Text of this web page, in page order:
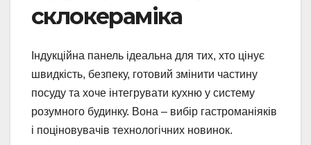
склокераміка
Індукційна панель ідеальна для тих, хто цінує
швидкість, безпеку, готовий змінити частину
посуду та хоче інтегрувати кухню у систему
розумного будинку. Вона – вибір гастроманіяків
і поціновувачів технологічних новинок.